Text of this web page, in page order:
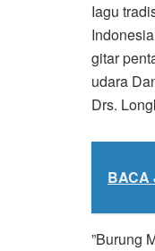
Iagu
gitar
udara
Drs.
BACA
”Burung